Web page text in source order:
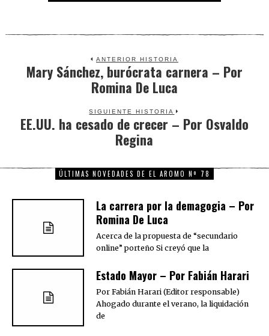
ANTERIOR HISTORIA
Previous
post:
Mary Sánchez, burócrata carnera – Por
Romina De Luca
SIGUIENTE HISTORIA
Next
post:
EE.UU. ha cesado de crecer – Por Osvaldo
Regina
ÚLTIMAS NOVEDADES DE EL AROMO Nº 78
La carrera por la demagogia – Por
Romina De Luca
Acerca de la propuesta de “secundario
online” porteño Si creyó que la
Estado Mayor – Por Fabián Harari
Por Fabián Harari (Editor responsable)
Ahogado durante el verano, la liquidación
de